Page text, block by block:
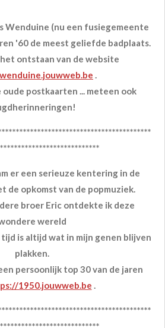
Wenduine (nu een fusiegemeente
'60 de meest geliefde badplaats.
ontstaan van de website
.
postkaarten ... meteen ook
er een serieuze kentering in de
de opkomst van de popmuziek.
broer Eric ontdekte ik deze
wereld
tijd is altijd wat in mijn genen blijven
plakken.
persoonlijk top 30 van de jaren
1950.jouwweb.be .